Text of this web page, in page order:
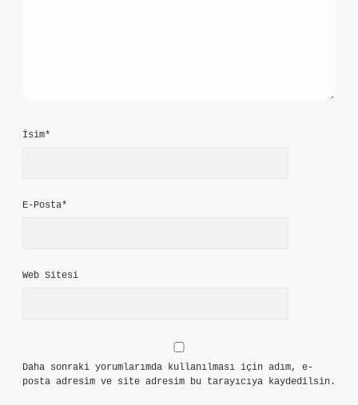
İsim*
E-Posta*
Web Sitesi
Daha sonraki yorumlarımda kullanılması için adım, e-
posta adresim ve site adresim bu tarayıcıya kaydedilsin.